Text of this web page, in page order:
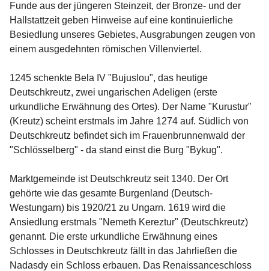
Funde aus der jüngeren Steinzeit, der Bronze- und der
Hallstattzeit geben Hinweise auf eine kontinuierliche
Besiedlung unseres Gebietes, Ausgrabungen zeugen von
einem ausgedehnten römischen Villenviertel.
1245 schenkte Bela IV "Bujuslou", das heutige
Deutschkreutz, zwei ungarischen Adeligen (erste
urkundliche Erwähnung des Ortes). Der Name "Kurustur"
(Kreutz) scheint erstmals im Jahre 1274 auf. Südlich von
Deutschkreutz befindet sich im Frauenbrunnenwald der
"Schlösselberg" - da stand einst die Burg "Bykug".
Marktgemeinde ist Deutschkreutz seit 1340. Der Ort
gehörte wie das gesamte Burgenland (Deutsch-
Westungarn) bis 1920/21 zu Ungarn. 1619 wird die
Ansiedlung erstmals "Nemeth Kereztur" (Deutschkreutz)
genannt. Die erste urkundliche Erwähnung eines
Schlosses in Deutschkreutz fällt in das Jahrließen die
Nadasdy ein Schloss erbauen. Das Renaissanceschloss